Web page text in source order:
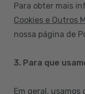
Para obter mais
Cookies e Outros
nossa página de
3. Para que
Em geral, usamos